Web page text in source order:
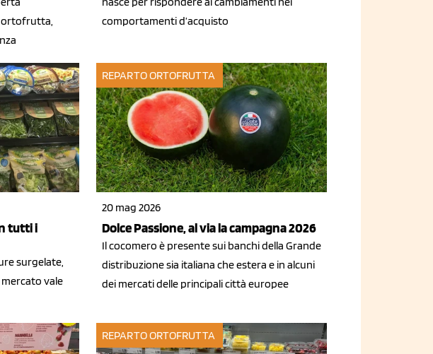
ortofrutta,
comportamenti d’acquisto
tutti i
surgelate,
vale
REPARTO ORTOFRUTTA
20 mag 2026
Dolce Passione, al via la campagna 2026
Il cocomero è presente sui banchi della Grande
distribuzione sia italiana che estera e in alcuni
dei mercati delle principali città europee
REPARTO ORTOFRUTTA